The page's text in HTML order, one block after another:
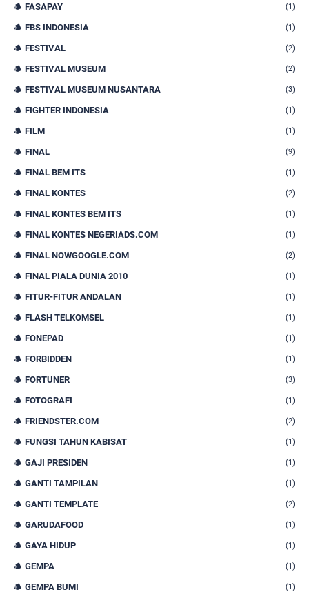
FASAPAY (1)
FBS INDONESIA (1)
FESTIVAL (2)
FESTIVAL MUSEUM (2)
FESTIVAL MUSEUM NUSANTARA (3)
FIGHTER INDONESIA (1)
FILM (1)
FINAL (9)
FINAL BEM ITS (1)
FINAL KONTES (2)
FINAL KONTES BEM ITS (1)
FINAL KONTES NEGERIADS.COM (1)
FINAL NOWGOOGLE.COM (2)
FINAL PIALA DUNIA 2010 (1)
FITUR-FITUR ANDALAN (1)
FLASH TELKOMSEL (1)
FONEPAD (1)
FORBIDDEN (1)
FORTUNER (3)
FOTOGRAFI (1)
FRIENDSTER.COM (2)
FUNGSI TAHUN KABISAT (1)
GAJI PRESIDEN (1)
GANTI TAMPILAN (1)
GANTI TEMPLATE (2)
GARUDAFOOD (1)
GAYA HIDUP (1)
GEMPA (1)
GEMPA BUMI (1)